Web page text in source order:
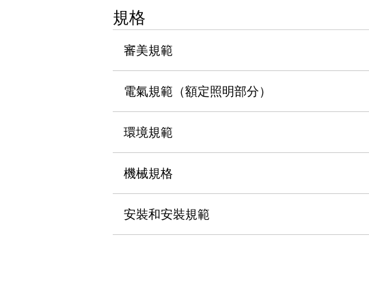
使人機協作更安全、更高效
提高半導體製造裝置設計自由度的方法
瞬間完成開關的更換，避免停機時間拉長
瀏覽全部
規格
審美規範
電氣規範（額定照明部分）
環境規範
機械規格
安裝和安裝規範